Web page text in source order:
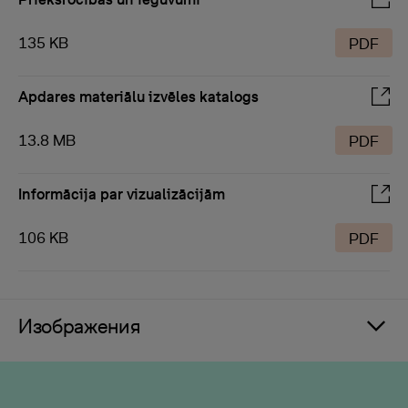
135 KB PDF
Apdares materiālu izvēles katalogs
13.8 MB PDF
Informācija par vizualizācijām
106 KB PDF
Изображения